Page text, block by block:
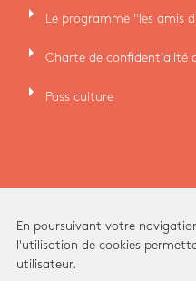
arrow_right Le programme "les amis
arrow_right Charte de confidentialité
arrow_right Pass culture
En poursuivant votre
l'utilisation de cookies
utilisateur.